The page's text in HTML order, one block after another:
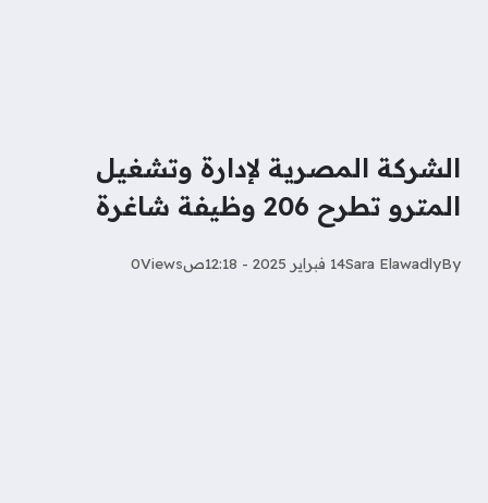
الشركة المصرية لإدارة وتشغيل
المترو تطرح 206 وظيفة شاغرة
By
Sara Elawadly‎‏14 فبراير 2025 - 12:18ص Views
0